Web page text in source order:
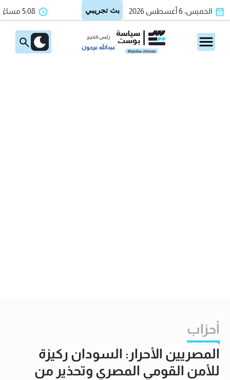
الخميس، 6 أغسطس 2026 5:08 مساءً
رئيس التحرير
عبدالله عرجون
أحزاب
المصريين الأحرار: السودان ركيزة
للأمن القومي المصري وتحذير من